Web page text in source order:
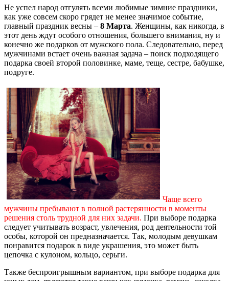
Не успел народ отгулять всеми любимые зимние праздники,
как уже совсем скоро грядет не менее значимое событие,
главный праздник весны – 8 Марта. Женщины, как никогда, в
этот день ждут особого отношения, большего внимания, ну и
конечно же подарков от мужского пола. Следовательно, перед
мужчинами встает очень важная задача – поиск подходящего
подарка своей второй половинке, маме, теще, сестре, бабушке,
подруге.
Чаще всего
мужчины пребывают в полной растерянности в моменты
решения столь трудной для них задачи. При выборе подарка
следует учитывать возраст, увлечения, род деятельности той
особы, которой он предназначается. Так, молодым девушкам
понравится подарок в виде украшения, это может быть
цепочка с кулоном, кольцо, серьги.
Также беспроигрышным вариантом, при выборе подарка для